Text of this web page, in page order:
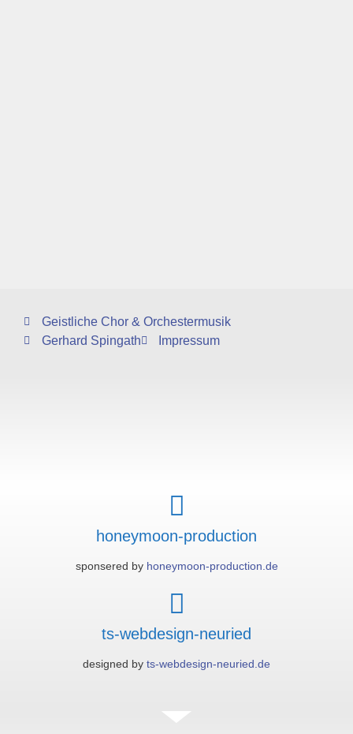
Geistliche Chor & Orchestermusik
Gerhard Spingath
Impressum
honeymoon-production
sponsered by honeymoon-production.de
ts-webdesign-neuried
designed by ts-webdesign-neuried.de